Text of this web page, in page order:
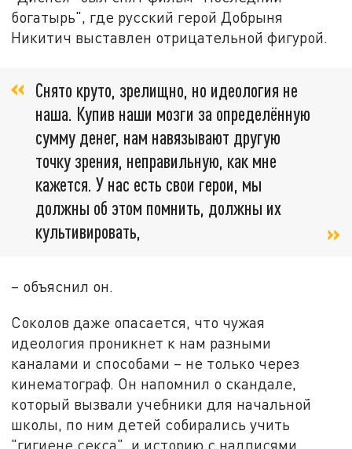
богатырь", где русский герой Добрыня
Никитич выставлен отрицательной фигурой.
Снято круто, зрелищно, но идеология не
наша. Купив наши мозги за определённую
сумму денег, нам навязывают другую
точку зрения, неправильную, как мне
кажется. У нас есть свои герои, мы
должны об этом помнить, должны их
культивировать,
– объяснил он.
Соколов даже опасается, что чужая
идеология проникнет к нам разными
каналами и способами – не только через
кинематограф. Он напомнил о скандале,
который вызвали учебники для начальной
школы, по ним детей собирались учить
"гигиене секса", и историю с надписями